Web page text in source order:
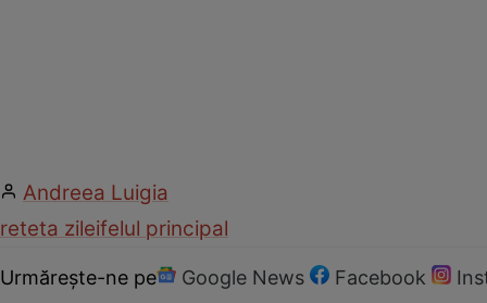
Andreea Luigia
reteta zileifelul principal
Urmărește-ne pe Google News Facebook